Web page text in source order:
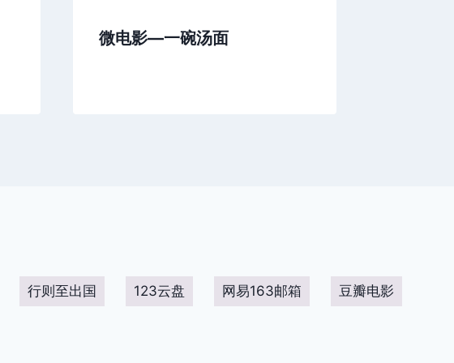
微电影—一碗汤面
行则至出国 123云盘 网易163邮箱 豆瓣电影